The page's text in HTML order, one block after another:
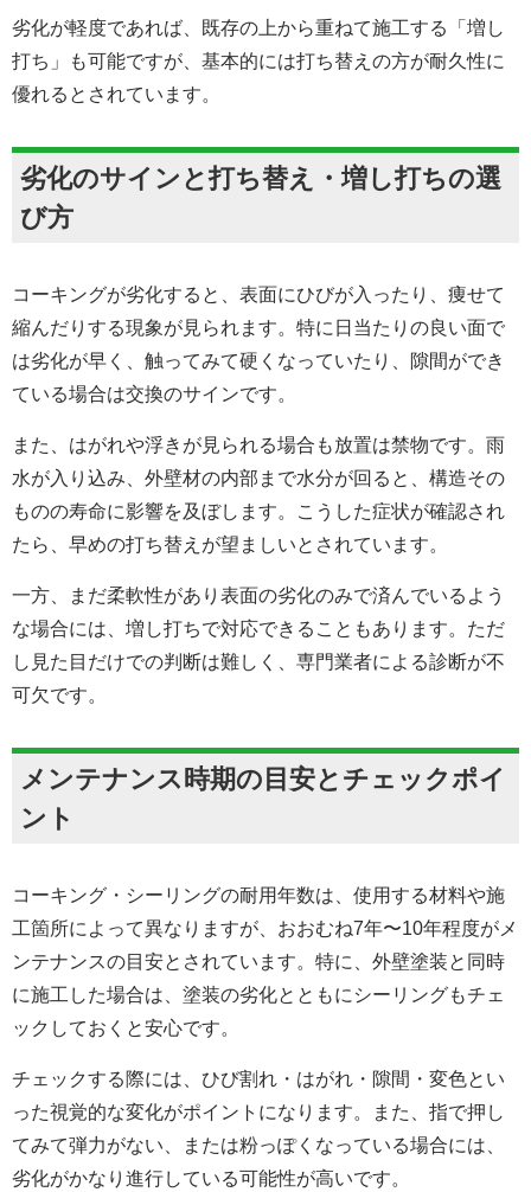
劣化が軽度であれば、既存の上から重ねて施工する「増し
打ち」も可能ですが、基本的には打ち替えの方が耐久性に
優れるとされています。
劣化のサインと打ち替え・増し打ちの選
び方
コーキングが劣化すると、表面にひびが入ったり、痩せて
縮んだりする現象が見られます。特に日当たりの良い面で
は劣化が早く、触ってみて硬くなっていたり、隙間ができ
ている場合は交換のサインです。
また、はがれや浮きが見られる場合も放置は禁物です。雨
水が入り込み、外壁材の内部まで水分が回ると、構造その
ものの寿命に影響を及ぼします。こうした症状が確認され
たら、早めの打ち替えが望ましいとされています。
一方、まだ柔軟性があり表面の劣化のみで済んでいるよう
な場合には、増し打ちで対応できることもあります。ただ
し見た目だけでの判断は難しく、専門業者による診断が不
可欠です。
メンテナンス時期の目安とチェックポイ
ント
コーキング・シーリングの耐用年数は、使用する材料や施
工箇所によって異なりますが、おおむね7年〜10年程度がメ
ンテナンスの目安とされています。特に、外壁塗装と同時
に施工した場合は、塗装の劣化とともにシーリングもチェ
ックしておくと安心です。
チェックする際には、ひび割れ・はがれ・隙間・変色とい
った視覚的な変化がポイントになります。また、指で押し
てみて弾力がない、または粉っぽくなっている場合には、
劣化がかなり進行している可能性が高いです。